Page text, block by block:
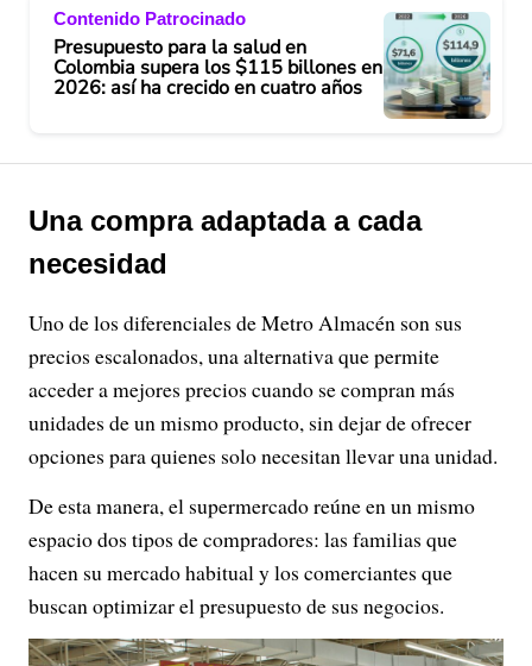
Contenido Patrocinado
Presupuesto para la salud en
Colombia supera los $115 billones en
2026: así ha crecido en cuatro años
Una compra adaptada a cada
necesidad
Uno de los diferenciales de Metro Almacén son sus
precios escalonados, una alternativa que permite
acceder a mejores precios cuando se compran más
unidades de un mismo producto, sin dejar de ofrecer
opciones para quienes solo necesitan llevar una unidad.
De esta manera, el supermercado reúne en un mismo
espacio dos tipos de compradores: las familias que
hacen su mercado habitual y los comerciantes que
buscan optimizar el presupuesto de sus negocios.